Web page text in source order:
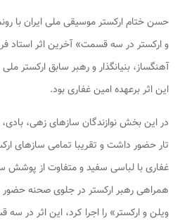
حسن ختام ارکستر موسیقی ملی ایران با
و ارکستر در سه قسمت» آخرین اثر استاد
آهنگساز، بنیانگذار و رهبر سابق ارکستر
این اثر برعهده امین غفاری بود.
در این بخش نوازندگان سازهای زهی،
تار حضور داشت و تقریبا تمامی سازهای
غفاری با لباسی سفید و متفاوت از پوشش
همراهی رهبر ارکستر در جلوی صحنه حضور
ویلن و ارکستر» را اجرا کرد، این اثر در